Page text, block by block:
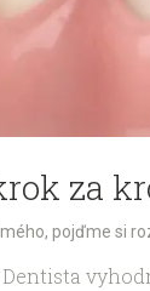
za
pojďme si
Dentista